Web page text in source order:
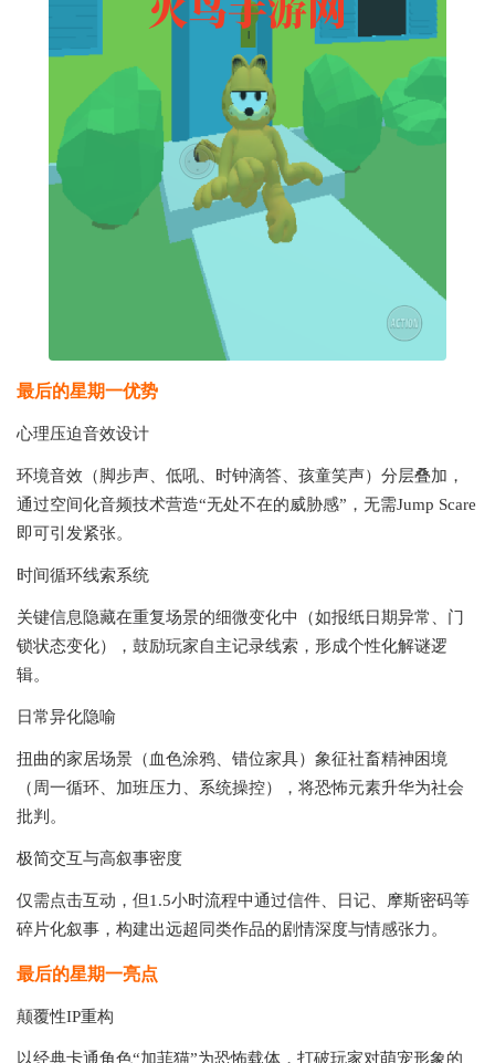
最后的星期一优势
心理压迫音效设计‌
环境音效（脚步声、低吼、时钟滴答、孩童笑声）分层叠加，
通过空间化音频技术营造“无处不在的威胁感”，无需Jump Scare
即可引发紧张。
‌时间循环线索系统‌
关键信息隐藏在重复场景的细微变化中（如报纸日期异常、门
锁状态变化），鼓励玩家自主记录线索，形成个性化解谜逻
辑。
‌日常异化隐喻‌
扭曲的家居场景（血色涂鸦、错位家具）象征社畜精神困境
（周一循环、加班压力、系统操控），将恐怖元素升华为社会
批判。
‌极简交互与高叙事密度‌
仅需点击互动，但1.5小时流程中通过信件、日记、摩斯密码等
碎片化叙事，构建出远超同类作品的剧情深度与情感张力。
最后的星期一亮点
颠覆性IP重构‌
以经典卡通角色“加菲猫”为恐怖载体，打破玩家对萌宠形象的